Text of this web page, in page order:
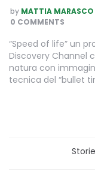
POSTED
BY
by MATTIA MARASCO
0 COMMENTS
“Speed of life” un
Discovery Channel
natura con
tecnica del “bullet